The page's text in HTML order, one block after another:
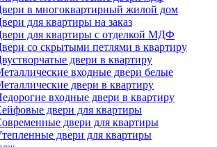
в многоквартирный жилой дом
для квартиры на заказ
для квартиры с отделкой МДФ
со скрытыми петлями в квартиру
двери в квартиру
входные двери белые
двери в квартиру
входные двери в квартиру
двери для квартиры
двери для квартиры
двери для квартиры